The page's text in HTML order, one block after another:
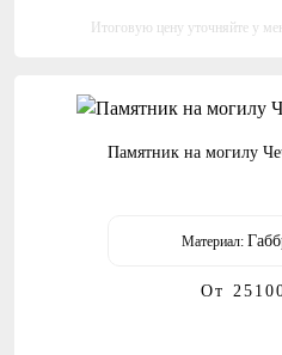
Итоговую цену уточняйте у
Памятник на могилу
Материал:
От